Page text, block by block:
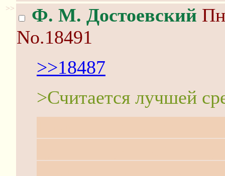
>> Ф. М. Достоевский
No.18491
>>18487
>Считается лучшей